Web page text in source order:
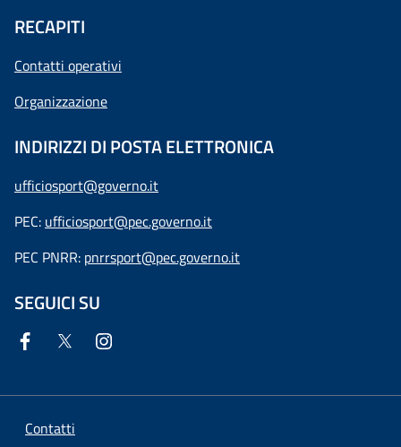
RECAPITI
Contatti operativi
Organizzazione
INDIRIZZI DI POSTA ELETTRONICA
ufficiosport@governo.it
PEC: ufficiosport@pec.governo.it
PEC PNRR: pnrrsport@pec.governo.it
SEGUICI SU
Contatti